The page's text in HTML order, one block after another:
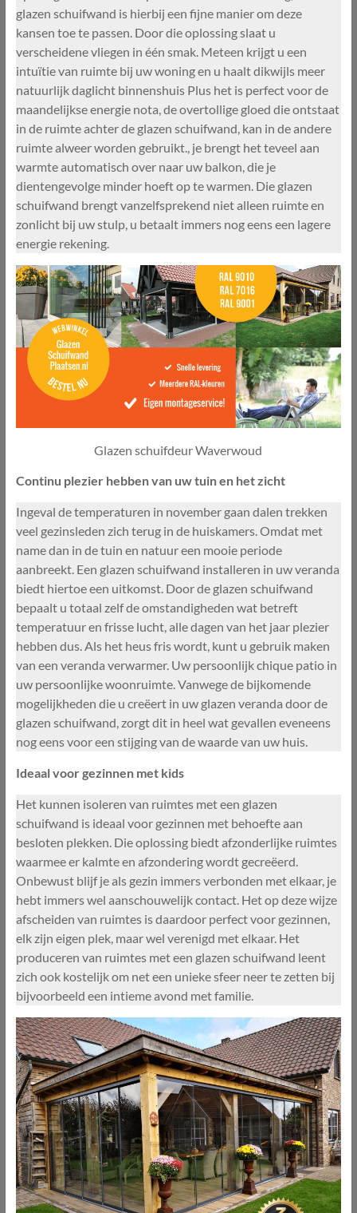
glazen schuifwand is hierbij een fijne manier om deze
kansen toe te passen. Door die oplossing slaat u
verscheidene vliegen in één smak. Meteen krijgt u een
intuïtie van ruimte bij uw woning en u haalt dikwijls meer
natuurlijk daglicht binnenshuis Plus het is perfect voor de
maandelijkse energie nota, de overtollige gloed die ontstaat
in de ruimte achter de glazen schuifwand, kan in de andere
ruimte alweer worden gebruikt., je brengt het teveel aan
warmte automatisch over naar uw balkon, die je
dientengevolge minder hoeft op te warmen. Die glazen
schuifwand brengt vanzelfsprekend niet alleen ruimte en
zonlicht bij uw stulp, u betaalt immers nog eens een lagere
energie rekening.
Glazen schuifdeur Waverwoud
Continu plezier hebben van uw tuin en het zicht
Ingeval de temperaturen in november gaan dalen trekken
veel gezinsleden zich terug in de huiskamers. Omdat met
name dan in de tuin en natuur een mooie periode
aanbreekt. Een glazen schuifwand installeren in uw veranda
biedt hiertoe een uitkomst. Door de glazen schuifwand
bepaalt u totaal zelf de omstandigheden wat betreft
temperatuur en frisse lucht, alle dagen van het jaar plezier
hebben dus. Als het heus fris wordt, kunt u gebruik maken
van een veranda verwarmer. Uw persoonlijk chique patio in
uw persoonlijke woonruimte. Vanwege de bijkomende
mogelijkheden die u creëert in uw glazen veranda door de
glazen schuifwand, zorgt dit in heel wat gevallen eveneens
nog eens voor een stijging van de waarde van uw huis.
Ideaal voor gezinnen met kids
Het kunnen isoleren van ruimtes met een glazen
schuifwand is ideaal voor gezinnen met behoefte aan
besloten plekken. Die oplossing biedt afzonderlijke ruimtes
waarmee er kalmte en afzondering wordt gecreëerd.
Onbewust blijf je als gezin immers verbonden met elkaar, je
hebt immers wel aanschouwelijk contact. Het op deze wijze
afscheiden van ruimtes is daardoor perfect voor gezinnen,
elk zijn eigen plek, maar wel verenigd met elkaar. Het
produceren van ruimtes met een glazen schuifwand leent
zich ook kostelijk om net een unieke sfeer neer te zetten bij
bijvoorbeeld een intieme avond met familie.